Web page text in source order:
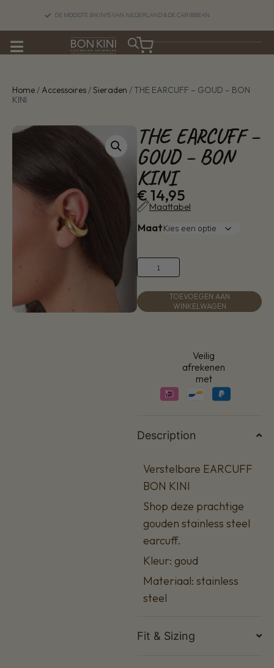
DE MOOISTE BIKINI'S VAN NEDERLAND & DE CARIBBEAN
Home /Accessoires /Sieraden / THE EARCUFF – GOUD – BON
KINI
THE EARCUFF –
GOUD – BON
KINI
€14,95
Maattabel
Maat
TOEVOEGEN AAN
WINKELWAGEN
Veilig
afrekenen
met
Description
Verstelbare EARCUFF
BON KINI
Shop deze prachtige
gouden stainless steel
earcuff.
Kleur: goud
Materiaal: stainless
steel
Fit & Sizing